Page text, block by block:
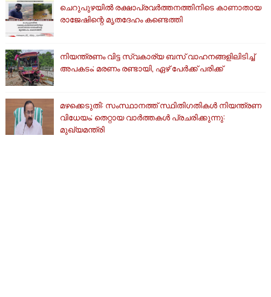
ചെറുപുഴയിൽ രക്ഷാപ്രവർത്തനത്തിനിടെ കാണാതായ
രാജേഷിന്റെ മൃതദേഹം കണ്ടെത്തി
നിയന്ത്രണം വിട്ട സ്വകാര്യ ബസ് വാഹനങ്ങളിലിടിച്ച്
അപകടം; മരണം രണ്ടായി, ഏഴ് പേർക്ക് പരിക്ക്
മഴക്കെടുതി: സംസ്ഥാനത്ത് സ്ഥിതിഗതികള്‍ നിയന്ത്രണ
വിധേയം; തെറ്റായ വാര്‍ത്തകള്‍ പ്രചരിക്കുന്നു:
മുഖ്യമന്ത്രി